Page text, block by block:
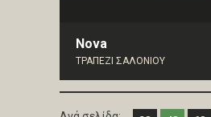
Nova
ΤΡΑΠΕΖΙ ΣΑΛΟΝΙΟΥ